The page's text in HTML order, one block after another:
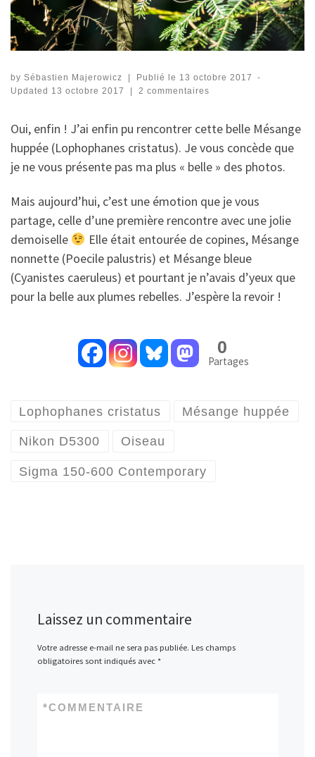
by Sébastien Majerowicz | Publié le 13 octobre 2017
-
Updated 13 octobre 2017 | 2 commentaires
Oui, enfin ! J’ai enfin pu rencontrer cette belle Mésange
huppée (Lophophanes cristatus). Je vous concède que
je ne vous présente pas ma plus « belle » des photos.
Mais aujourd’hui, c’est une émotion que je vous
partage, celle d’une première rencontre avec une jolie
demoiselle
Elle était entourée de copines, Mésange
nonnette (Poecile palustris) et Mésange bleue
(Cyanistes caeruleus) et pourtant je n’avais d’yeux que
pour la belle aux plumes rebelles. J’espère la revoir !
0
Partages
Lophophanes cristatus Mésange huppée
Nikon D5300 Oiseau
Sigma 150-600 Contemporary
Laissez un commentaire
Votre adresse e-mail ne sera pas publiée. Les champs
obligatoires sont indiqués avec *
COMMENTAIRE
*